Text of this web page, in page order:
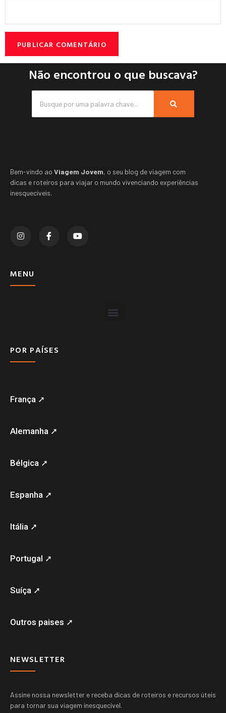
Não encontrou o que buscava?
Bem-vindo ao Viagem Jovem, o seu blog de viagem com
dicas e roteiros para viajar o mundo vivenciando experiências
inesquecíveis.
MENU
POR PAÍSES
França ➚
Alemanha ➚
Bélgica ➚
Espanha ➚
Itália ➚
Portugal ➚
Suíça ➚
Outros paises ➚
NEWSLETTER
Assine nossa newsletter e receba dicas de roteiros e recursos úteis
para tornar sua viagem inesquecível.